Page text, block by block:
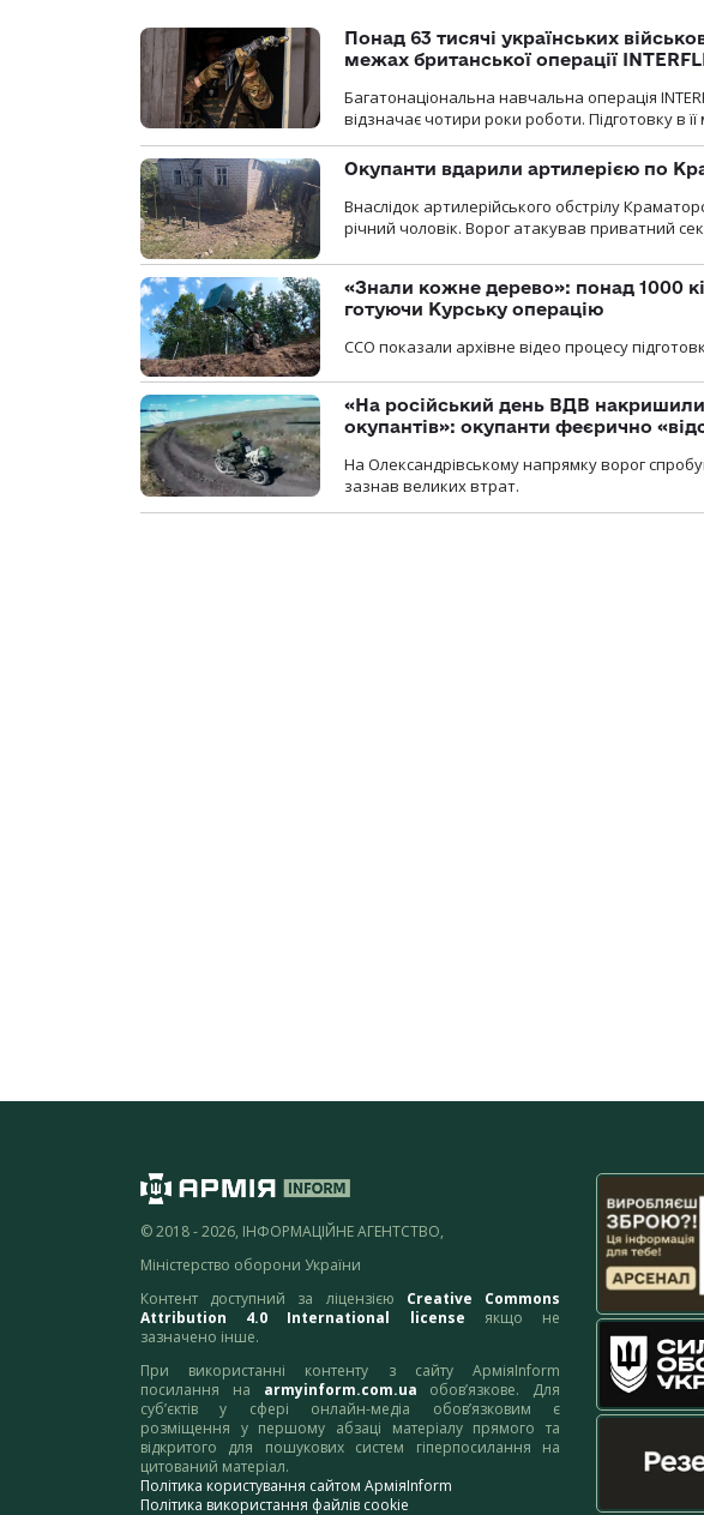
Понад 63 тисячі українських
межах британської операції
Багатонаціональна навчальна операція
відзначає чотири роки роботи. Підготовку в
Окупанти вдарили артилерією по
Внаслідок артилерійського обстрілу
річний чоловік. Ворог атакував приватний
«Знали кожне дерево»: понад 1000
готуючи Курську операцію
ССО показали архівне відео процесу
«На російський день ВДВ накришили
окупантів»: окупанти феєрично
На Олександрівському напрямку ворог
зазнав великих втрат.
© 2018 - 2026, ІНФОРМАЦІЙНЕ АГЕНТСТВО,
Міністерство оборони України
Контент доступний за ліцензією Creative Commons
Attribution 4.0 International license якщо не
зазначено інше.
При використанні контенту з сайту АрміяInform
посилання на armyinform.com.ua обов’язкове. Для
суб’єктів у сфері онлайн-медіа обов’язковим є
розміщення у першому абзаці матеріалу прямого та
відкритого для пошукових систем гіперпосилання на
цитований матеріал.
Політика користування сайтом АрміяInform
Політика використання файлів cookie